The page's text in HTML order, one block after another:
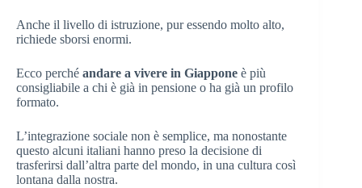
Anche il livello di istruzione, pur essendo molto alto,
richiede sborsi enormi.
Ecco perché andare a vivere in Giappone è più
consigliabile a chi è già in pensione o ha già un profilo
formato.
L’integrazione sociale non è semplice, ma nonostante
questo alcuni italiani hanno preso la decisione di
trasferirsi dall’altra parte del mondo, in una cultura così
lontana dalla nostra.